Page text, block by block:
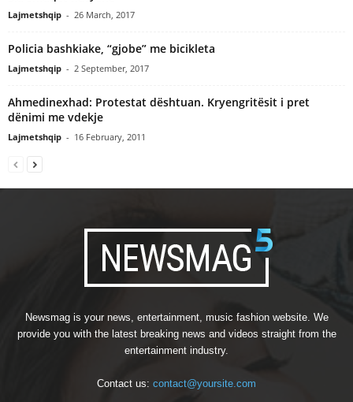
Lajmetshqip - 26 March, 2017
Policia bashkiake, “gjobe” me bicikleta
Lajmetshqip - 2 September, 2017
Ahmedinexhad: Protestat dështuan. Kryengritësit i pret
dënimi me vdekje
Lajmetshqip - 16 February, 2011
Newsmag is your news, entertainment, music fashion website. We
provide you with the latest breaking news and videos straight from the
entertainment industry.
Contact us: contact@yoursite.com